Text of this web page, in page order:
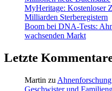
MyHeritage: Kostenloser
Milliarden Sterberegistern
Boom bei DNA-Tests:
wachsenden Markt
Letzte
Martin zu